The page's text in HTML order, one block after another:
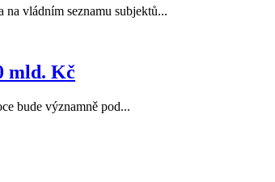
vládním seznamu subjektů...
mld. Kč
bude významně pod...